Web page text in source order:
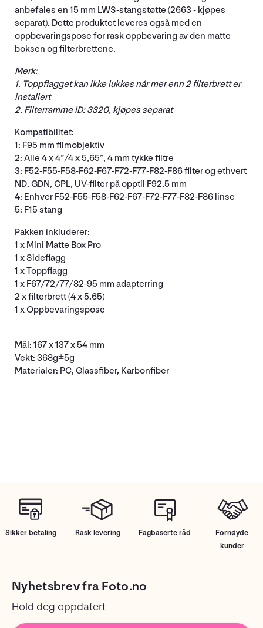
anbefales en 15 mm LWS-stangstøtte (2663 - kjøpes
separat). Dette produktet leveres også med en
oppbevaringspose for rask oppbevaring av den matte
boksen og filterbrettene.
Merk:
1. Toppflagget kan ikke lukkes når mer enn 2 filterbrett er
installert
2. Filterramme ID: 3320, kjøpes separat
Kompatibilitet:
1: F95 mm filmobjektiv
2: Alle 4 x 4”/4 x 5,65”, 4 mm tykke filtre
3: F52-F55-F58-F62-F67-F72-F77-F82-F86 filter og ethvert
ND, GDN, CPL, UV-filter på opptil F92,5 mm
4: Enhver F52-F55-F58-F62-F67-F72-F77-F82-F86 linse
5: F15 stang
Pakken inkluderer:
1 x Mini Matte Box Pro
1 x Sideflagg
1 x Toppflagg
1 x F67/72/77/82-95 mm adapterring
2 x filterbrett (4 x 5,65)
1 x Oppbevaringspose
Mål: 167 x 137 x 54 mm
Vekt: 368g±5g
Materialer: PC, Glassfiber, Karbonfiber
Sikker betaling Rask levering Fagbaserte råd
Fornøyde
kunder
Nyhetsbrev fra Foto.no
Hold deg oppdatert